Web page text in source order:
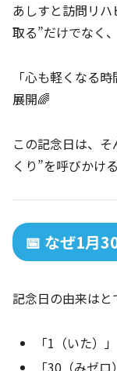
あしすと訪問リ
取る”だけでなく、
「心も軽くなる
展開🌈
この記念日は、
くり”を呼びかけ
📅 なぜ1月
記念日の由来はと
「1（いた）
「30（みゼ